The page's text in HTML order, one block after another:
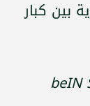
قوية بين كبار
beIN